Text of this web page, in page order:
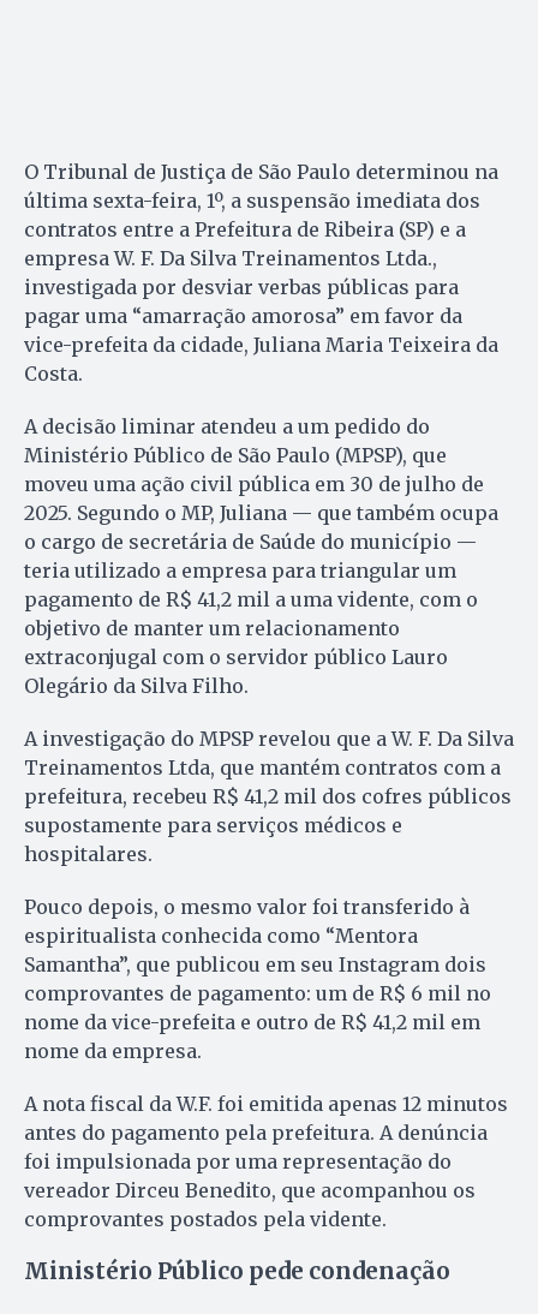
O Tribunal de Justiça de São Paulo determinou na
última sexta-feira, 1º, a suspensão imediata dos
contratos entre a Prefeitura de Ribeira (SP) e a
empresa W. F. Da Silva Treinamentos Ltda.,
investigada por desviar verbas públicas para
pagar uma “amarração amorosa” em favor da
vice-prefeita da cidade, Juliana Maria Teixeira da
Costa.
A decisão liminar atendeu a um pedido do
Ministério Público de São Paulo (MPSP), que
moveu uma ação civil pública em 30 de julho de
2025. Segundo o MP, Juliana — que também ocupa
o cargo de secretária de Saúde do município —
teria utilizado a empresa para triangular um
pagamento de R$ 41,2 mil a uma vidente, com o
objetivo de manter um relacionamento
extraconjugal com o servidor público Lauro
Olegário da Silva Filho.
A investigação do MPSP revelou que a W. F. Da Silva
Treinamentos Ltda, que mantém contratos com a
prefeitura, recebeu R$ 41,2 mil dos cofres públicos
supostamente para serviços médicos e
hospitalares.
Pouco depois, o mesmo valor foi transferido à
espiritualista conhecida como “Mentora
Samantha”, que publicou em seu Instagram dois
comprovantes de pagamento: um de R$ 6 mil no
nome da vice-prefeita e outro de R$ 41,2 mil em
nome da empresa.
A nota fiscal da W.F. foi emitida apenas 12 minutos
antes do pagamento pela prefeitura. A denúncia
foi impulsionada por uma representação do
vereador Dirceu Benedito, que acompanhou os
comprovantes postados pela vidente.
Ministério Público pede condenação